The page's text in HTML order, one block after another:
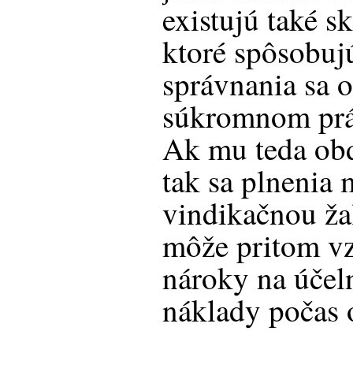
existujú také
ktoré
správnania sa
súkromnom
Ak mu teda
tak sa plnenia
vindikačnou
môže pritom
nároky na
náklady počas